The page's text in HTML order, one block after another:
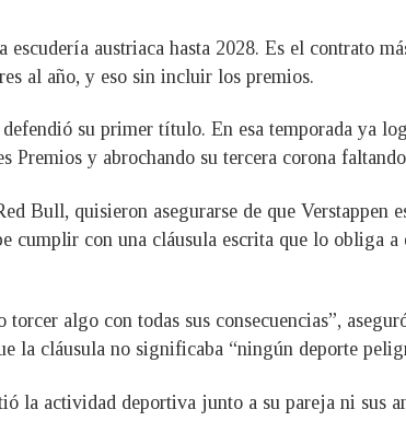
austriaca hasta 2028. Es el contrato
al año, y eso sin incluir los premios.
su primer título. En esa temporada ya
y abrochando su tercera corona
Bull, quisieron asegurarse de que Verstappen
cumplir con una cláusula escrita que lo obliga
algo con todas sus consecuencias”,
la cláusula no significaba “ningún deporte
la actividad deportiva junto a su pareja ni sus